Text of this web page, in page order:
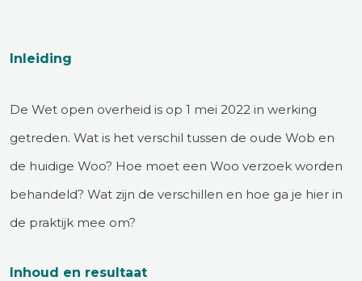
Inleiding
De Wet open overheid is op 1 mei 2022 in werking
getreden. Wat is het verschil tussen de oude Wob en
de huidige Woo? Hoe moet een Woo verzoek worden
behandeld? Wat zijn de verschillen en hoe ga je hier in
de praktijk mee om?
Inhoud en resultaat